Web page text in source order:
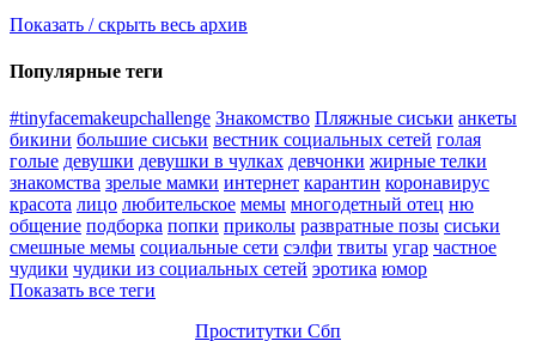
Показать / скрыть весь архив
Популярные теги
#tinyfacemakeupchallenge Знакомство Пляжные сиськи анкеты
бикини большие сиськи вестник социальных сетей голая
голые девушки девушки в чулках девчонки жирные телки
знакомства зрелые мамки интернет карантин коронавирус
красота лицо любительское мемы многодетный отец ню
общение подборка попки приколы развратные позы сиськи
смешные мемы социальные сети сэлфи твиты угар частное
чудики чудики из социальных сетей эротика юмор
Показать все теги
Проститутки Сбп